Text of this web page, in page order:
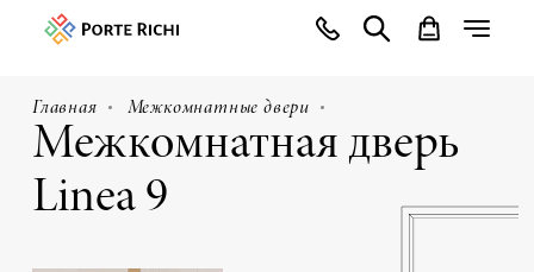
Главная Межкомнатные двери
Межкомнатная дверь
Linea 9